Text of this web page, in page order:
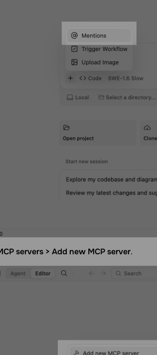
servers > Add new MCP server.